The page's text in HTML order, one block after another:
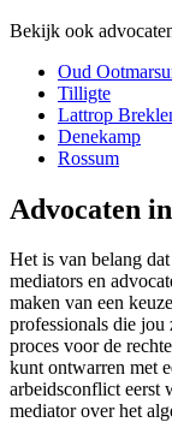
Bekijk ook
Oud
Tilligte
Lattrop
Denekamp
Rossum
Advocaten
Het is van belang
mediators en
maken van een
professionals die jou
proces voor de
kunt ontwarren met
arbeidsconflict eerst
mediator over het